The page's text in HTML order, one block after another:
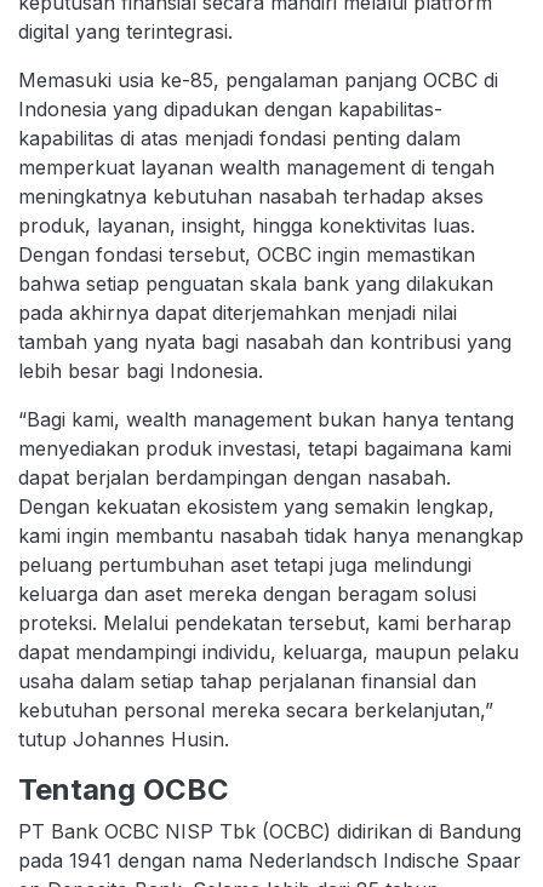
digital yang terintegrasi.
Memasuki usia ke-85, pengalaman panjang OCBC di
Indonesia yang dipadukan dengan kapabilitas-
kapabilitas di atas menjadi fondasi penting dalam
memperkuat layanan wealth management di tengah
meningkatnya kebutuhan nasabah terhadap akses
produk, layanan, insight, hingga konektivitas luas.
Dengan fondasi tersebut, OCBC ingin memastikan
bahwa setiap penguatan skala bank yang dilakukan
pada akhirnya dapat diterjemahkan menjadi nilai
tambah yang nyata bagi nasabah dan kontribusi yang
lebih besar bagi Indonesia.
“Bagi kami, wealth management bukan hanya tentang
menyediakan produk investasi, tetapi bagaimana kami
dapat berjalan berdampingan dengan nasabah.
Dengan kekuatan ekosistem yang semakin lengkap,
kami ingin membantu nasabah tidak hanya menangkap
peluang pertumbuhan aset tetapi juga melindungi
keluarga dan aset mereka dengan beragam solusi
proteksi. Melalui pendekatan tersebut, kami berharap
dapat mendampingi individu, keluarga, maupun pelaku
usaha dalam setiap tahap perjalanan finansial dan
kebutuhan personal mereka secara berkelanjutan,”
tutup Johannes Husin.
Tentang OCBC
PT Bank OCBC NISP Tbk (OCBC) didirikan di Bandung
pada 1941 dengan nama Nederlandsch Indische Spaar